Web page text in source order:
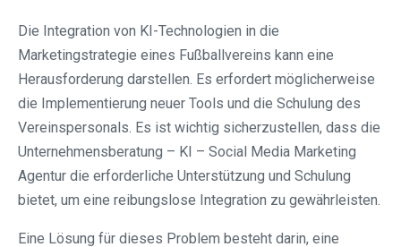
Die Integration von KI-Technologien in die
Marketingstrategie eines Fußballvereins kann eine
Herausforderung darstellen. Es erfordert möglicherweise
die Implementierung neuer Tools und die Schulung des
Vereinspersonals. Es ist wichtig sicherzustellen, dass die
Unternehmensberatung – KI – Social Media Marketing
Agentur die erforderliche Unterstützung und Schulung
bietet, um eine reibungslose Integration zu gewährleisten.
Eine Lösung für dieses Problem besteht darin, eine